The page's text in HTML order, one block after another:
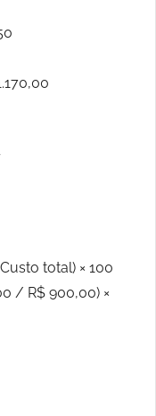
total) × 100
/ R$ 900,00) ×